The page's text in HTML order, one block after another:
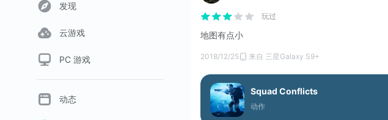
发现
云游戏
PC 游戏
动态
玩过
地图有点小
2018/12/25 来自 三星Galaxy S9+
Squad Conflicts
动作